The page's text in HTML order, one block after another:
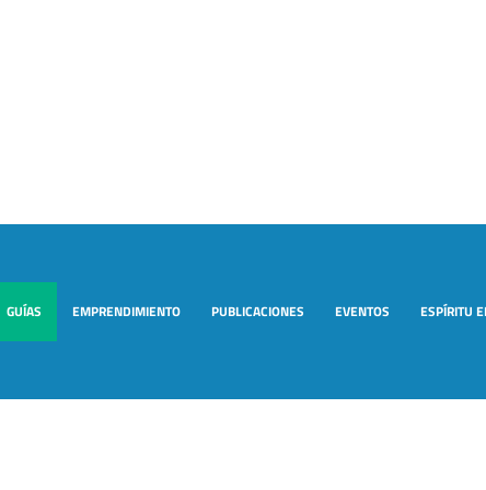
GUÍAS EMPRENDIMIENTO PUBLICACIONES EVENTOS ESPÍRITU